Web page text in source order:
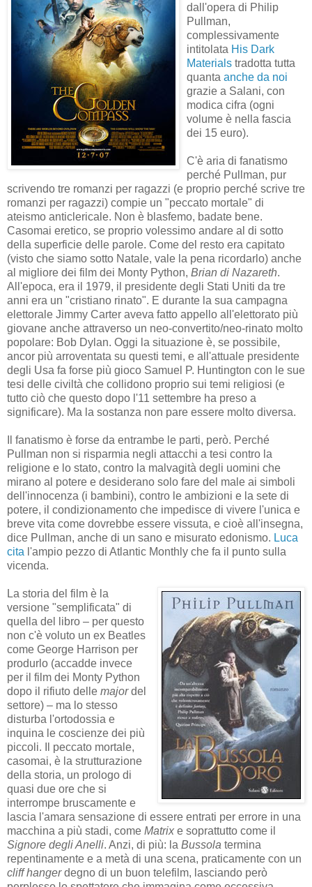
dall'opera di Philip
Pullman,
complessivamente
intitolata His Dark
Materials tradotta tutta
quanta anche da noi
grazie a Salani, con
modica cifra (ogni
volume è nella fascia
dei 15 euro).
C'è aria di fanatismo
perché Pullman, pur
scrivendo tre romanzi per ragazzi (e proprio perché scrive tre
romanzi per ragazzi) compie un "peccato mortale" di
ateismo anticlericale. Non è blasfemo, badate bene.
Casomai eretico, se proprio volessimo andare al di sotto
della superficie delle parole. Come del resto era capitato
(visto che siamo sotto Natale, vale la pena ricordarlo) anche
al migliore dei film dei Monty Python, Brian di Nazareth.
All'epoca, era il 1979, il presidente degli Stati Uniti da tre
anni era un "cristiano rinato". E durante la sua campagna
elettorale Jimmy Carter aveva fatto appello all'elettorato più
giovane anche attraverso un neo-convertito/neo-rinato molto
popolare: Bob Dylan. Oggi la situazione è, se possibile,
ancor più arroventata su questi temi, e all'attuale presidente
degli Usa fa forse più gioco Samuel P. Huntington con le sue
tesi delle civiltà che collidono proprio sui temi religiosi (e
tutto ciò che questo dopo l'11 settembre ha preso a
significare). Ma la sostanza non pare essere molto diversa.
Il fanatismo è forse da entrambe le parti, però. Perché
Pullman non si risparmia negli attacchi a tesi contro la
religione e lo stato, contro la malvagità degli uomini che
mirano al potere e desiderano solo fare del male ai simboli
dell'innocenza (i bambini), contro le ambizioni e la sete di
potere, il condizionamento che impedisce di vivere l'unica e
breve vita come dovrebbe essere vissuta, e cioè all'insegna,
dice Pullman, anche di un sano e misurato edonismo. Luca
cita l'ampio pezzo di Atlantic Monthly che fa il punto sulla
vicenda.
La storia del film è la
versione "semplificata" di
quella del libro – per questo
non c'è voluto un ex Beatles
come George Harrison per
produrlo (accadde invece
per il film dei Monty Python
dopo il rifiuto delle majordel
settore) – ma lo stesso
disturba l'ortodossia e
inquina le coscienze dei più
piccoli. Il peccato mortale,
casomai, è la strutturazione
della storia, un prologo di
quasi due ore che si
interrompe bruscamente e
lascia l'amara sensazione di essere entrati per errore in una
macchina a più stadi, come Matrix e soprattutto come il
Signore degli Anelli. Anzi, di più: la Bussola termina
repentinamente e a metà di una scena, praticamente con un
cliff hangerdegno di un buon telefilm, lasciando però